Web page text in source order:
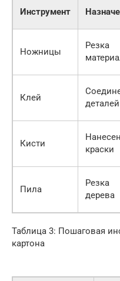
Инструмент
Ножницы
Резка
Клей
деталей
Кисти
краски
Пила
Резка
дерева
Таблица 3: Пошаговая
картона